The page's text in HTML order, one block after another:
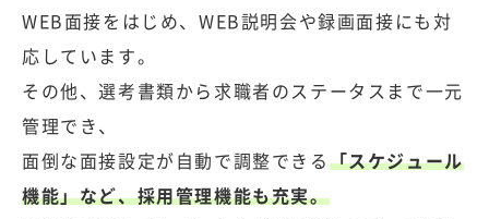
WEB面接をはじめ、WEB説明会や録画面接にも対
応しています。
その他、選考書類から求職者のステータスまで一元
管理でき、
面倒な面接設定が自動で調整できる 「スケジュール
機能」など、採用管理機能も充実。